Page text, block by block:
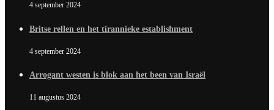
4 september 2024
Britse rellen en het tirannieke establishment
4 september 2024
Arrogant westen is blok aan het been van Israël
11 augustus 2024